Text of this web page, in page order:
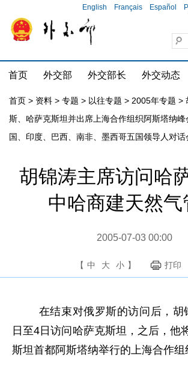
English Français Español
首页 外交部 外交部长 外交动态
首页 > 资料 > 专题 > 以往专题 > 2005年专题 >
斯、哈萨克斯坦并出席上海合作组织阿斯塔纳
国、印度、巴西、南非、墨西哥五国领导人对话
胡锦涛主席访问哈
中哈商建天然气
2005-07-03 00:00
【 中 大 小 】 打印
在结束对俄罗斯的访问后，胡
日至4日访问哈萨克斯坦，之后，他
斯坦首都阿斯塔纳举行的上海合作组